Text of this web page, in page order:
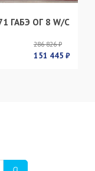
ГАБЭ ОГ 8 W/C
286 826 ₽
151 445 ₽